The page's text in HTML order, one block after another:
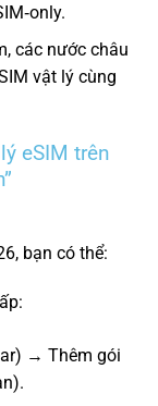
các nước châu
vật lý cùng
eSIM trên
bạn có thể:
→ Thêm gói